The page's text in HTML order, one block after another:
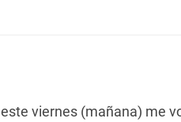
viernes (mañana) me